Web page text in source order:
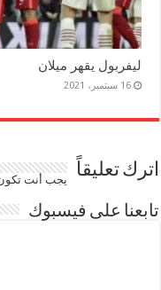
ليفربول يقهر ميلان
16 سبتمبر، 2021
اترك تعليقاً يجب أنت
تابعنا على فيسبوك